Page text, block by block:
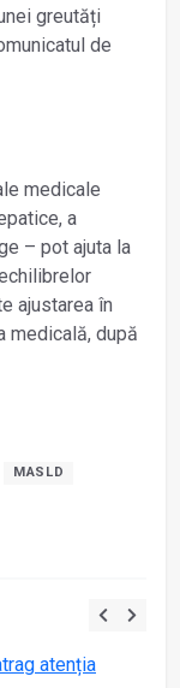
greutăți
de
medicale
a
– pot ajuta la
ajustarea în
medicală, după
MASLD